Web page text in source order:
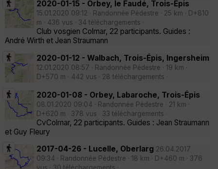
2020-01-15 - Orbey, le Faudé, Trois-Épis
15.01.2020 09:12 · Randonnée Pédestre · 25 km · D+810
m · 436 vus · 34 téléchargements ·
Club vosgien Colmar, 22 participants. Guides :
André Wirth et Jean Straumann
2020-01-12 - Walbach, Trois-Épis, Ingersheim
12.01.2020 08:57 · Randonnée Pédestre · 19 km ·
D+570 m · 442 vus · 28 téléchargements ·
2020-01-08 - Orbey, Labaroche, Trois-Épis
08.01.2020 09:04 · Randonnée Pédestre · 21 km ·
D+620 m · 378 vus · 33 téléchargements ·
CvColmar, 22 participants. Guides : Jean Straumann
et Guy Fleury
2017-04-26 - Lucelle, Oberlarg 26.04.2017
09:34 · Randonnée Pédestre · 18 km · D+460 m · 376